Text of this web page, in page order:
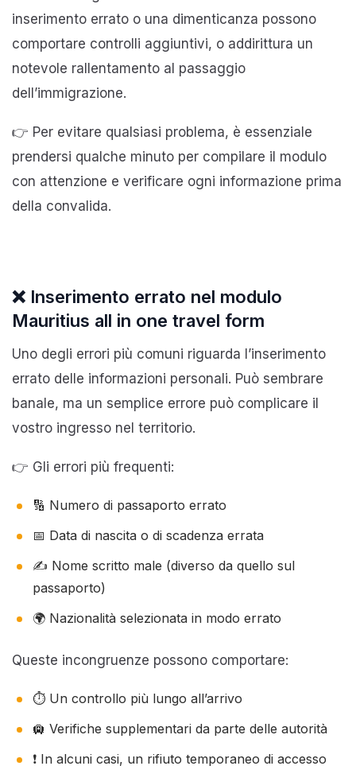
inserimento errato o una dimenticanza possono
comportare controlli aggiuntivi, o addirittura un
notevole rallentamento al passaggio
dell’immigrazione.
👉 Per evitare qualsiasi problema, è essenziale
prendersi qualche minuto per compilare il modulo
con attenzione e verificare ogni informazione prima
della convalida.
❌ Inserimento errato nel modulo
Mauritius all in one travel form
Uno degli errori più comuni riguarda l’inserimento
errato delle informazioni personali. Può sembrare
banale, ma un semplice errore può complicare il
vostro ingresso nel territorio.
👉 Gli errori più frequenti:
🔢 Numero di passaporto errato
📅 Data di nascita o di scadenza errata
✍️ Nome scritto male (diverso da quello sul
passaporto)
🌍 Nazionalità selezionata in modo errato
Queste incongruenze possono comportare:
⏱️ Un controllo più lungo all’arrivo
🛄 Verifiche supplementari da parte delle autorità
❗ In alcuni casi, un rifiuto temporaneo di accesso